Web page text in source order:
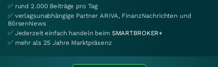
✅ rund 2.000 Beiträge pro Tag
✅ verlagsunabhängige Partner ARIVA, FinanzNachrichten und
BörsenNews
✅ Jederzeit einfach handeln beim SMARTBROKER+
✅ mehr als 25 Jahre Marktpräsenz